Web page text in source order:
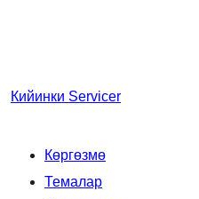
Кийинки Servicer
Көргөзмө
Темалар